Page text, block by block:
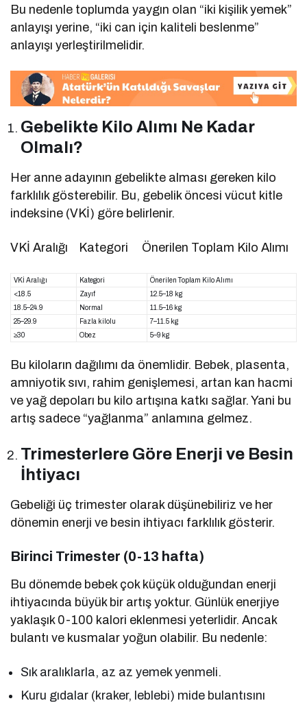
Bu nedenle toplumda yaygın olan “iki kişilik yemek”
anlayışı yerine, “iki can için kaliteli beslenme”
anlayışı yerleştirilmelidir.
Gebelikte Kilo Alımı Ne Kadar
Olmalı?
Her anne adayının gebelikte alması gereken kilo
farklılık gösterebilir. Bu, gebelik öncesi vücut kitle
indeksine (VKİ) göre belirlenir.
VKİ Aralığı Kategori Önerilen Toplam Kilo Alımı
VKİ Aralığı Kategori
Önerilen Toplam Kilo Alımı
<18.5
Zayıf
12.5–18 kg
18.5–24.9
Normal
11.5–16 kg
25–29.9
Fazla kilolu
7–11.5 kg
≥30
Obez 5–9 kg
Bu kiloların dağılımı da önemlidir. Bebek, plasenta,
amniyotik sıvı, rahim genişlemesi, artan kan hacmi
ve yağ depoları bu kilo artışına katkı sağlar. Yani bu
artış sadece “yağlanma” anlamına gelmez.
Trimesterlere Göre Enerji ve Besin
İhtiyacı
Gebeliği üç trimester olarak düşünebiliriz ve her
dönemin enerji ve besin ihtiyacı farklılık gösterir.
Birinci Trimester (0-13 hafta)
Bu dönemde bebek çok küçük olduğundan enerji
ihtiyacında büyük bir artış yoktur. Günlük enerjiye
yaklaşık 0-100 kalori eklenmesi yeterlidir. Ancak
bulantı ve kusmalar yoğun olabilir. Bu nedenle:
Sık aralıklarla, az az yemek yenmeli.
Kuru gıdalar (kraker, leblebi) mide bulantısını